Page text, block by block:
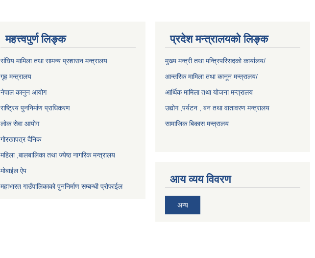
महत्त्वपुर्ण लिङ्क
संघिय मामिला तथा सामन्य प्रशासन मन्त्रालय
गृह मन्त्रालय
नेपाल कानुन आयोग
राष्ट्रिय पुननिर्माण प्राधिकरण
लोक सेवा आयोग
गोरखापत्र दैनिक
महिला ,बालबालिका तथा ज्येष्ठ नागरिक मन्त्रालय
मोबाईल ऐप
महाभारत गाउँपालिकाको पुननिर्माण सम्बन्धी प्रोफाईल
प्रदेश मन्त्रालयको लिङ्क
मुख्य मन्त्री तथा मन्त्रिपरिसदको कार्यालय/
आन्तरिक मामिला तथा कानून मन्त्रालय/
आर्थिक मामिला तथा योजना मन्त्रालय
उद्योग ,पर्यटन , बन तथा वातावरण मन्त्रालय
सामाजिक बिकास मन्त्रालय
आय व्यय विवरण
अन्य